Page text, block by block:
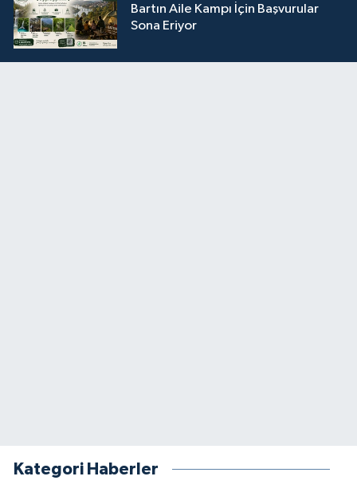
Bartın Aile Kampı İçin Başvurular
Sona Eriyor
Kategori Haberler